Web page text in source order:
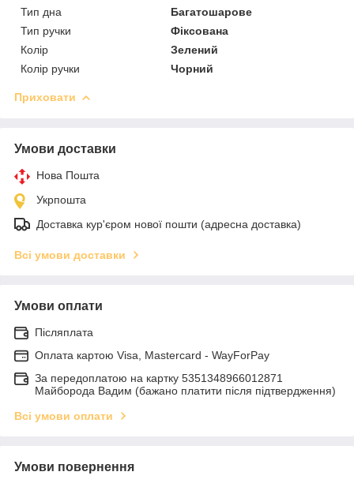
Тип дна
Багатошарове
Тип ручки
Фіксована
Колір
Зелений
Колір ручки
Чорний
Приховати
Умови доставки
Нова Пошта
Укрпошта
Доставка кур'єром нової пошти (адресна доставка)
Всі умови доставки
Умови оплати
Післяплата
Оплата картою Visa, Mastercard - WayForPay
За передоплатою на картку 5351348966012871
Майборода Вадим (бажано платити після підтвердження)
Всі умови оплати
Умови повернення